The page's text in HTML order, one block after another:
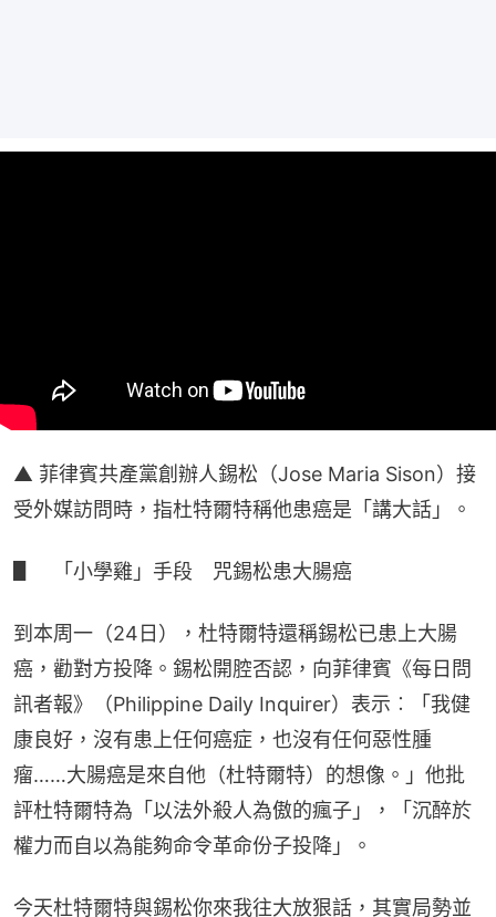
▲ 菲律賓共產黨創辦人錫松（Jose Maria Sison）接
受外媒訪問時，指杜特爾特稱他患癌是「講大話」。
▋　「小學雞」​手段　咒錫松患大腸癌
到本周一（24日），杜特爾特還稱錫松已患上大腸
癌，勸對方投降。錫松開腔否認，向菲律賓《每日問
訊者報》（Philippine Daily Inquirer）表示︰「我健
康良好，沒有患上任何癌症，也沒有任何惡性腫
瘤……大腸癌是來自他（杜特爾特）的想像。」他批
評杜特爾特為「以法外殺人為傲的瘋子」，「沉醉於
權力而自以為能夠命令革命份子投降」。
今天杜特爾特與錫松你來我往大放狠話，其實局勢並